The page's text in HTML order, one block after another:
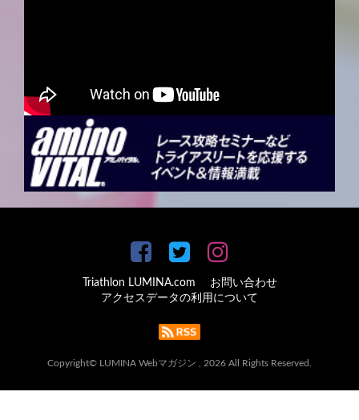
Triathlon LUMINA.com
お問い合わせ
アクセスデータの利用について
Copyright© LUMINA Webマガジン , 2026 All Rights Reserved.